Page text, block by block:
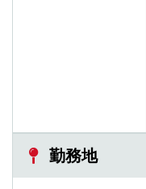
勤務地